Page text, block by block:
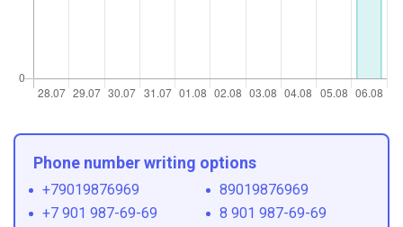
Phone number writing options
+79019876969
89019876969
+7 901 987-69-69
8 901 987-69-69